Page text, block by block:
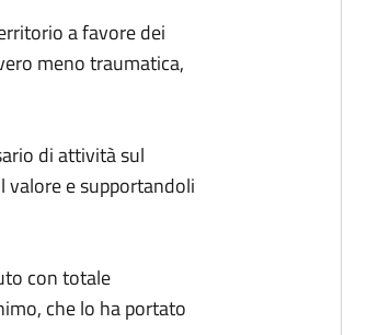
a favore dei
meno traumatica,
di attività sul
valore e supportandoli
con totale
che lo ha portato